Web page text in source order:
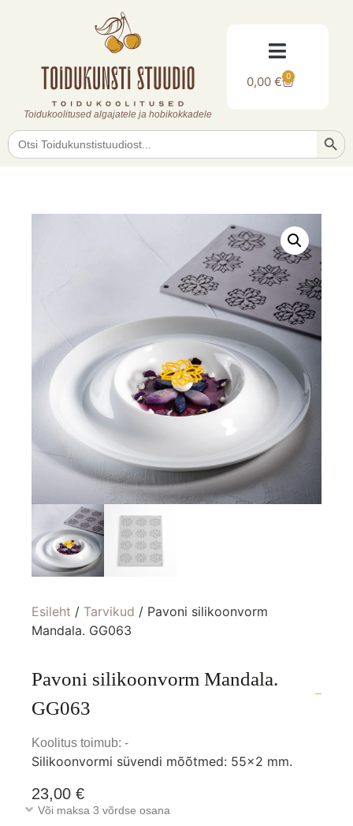
Toidukoolitused algajatele ja hobikokkadele
0,00€ 0
Search
for:
Esileht / Tarvikud / Pavoni silikoonvorm
Mandala. GG063
Pavoni silikoonvorm Mandala.
GG063
Koolitus toimub: -
Silikoonvormi süvendi mõõtmed: 55×2 mm.
23,00 €
Või maksa 3 võrdse osana